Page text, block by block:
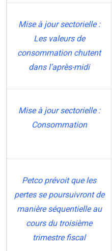
Mise à jour sectorielle :
Les valeurs de
consommation chutent
dans l’après-midi
Mise à jour sectorielle :
Consommation
Petco prévoit que les
pertes se poursuivront de
manière séquentielle au
cours du troisième
trimestre fiscal